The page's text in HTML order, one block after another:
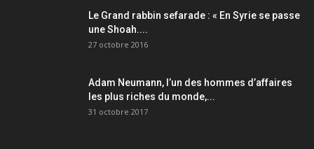
Le Grand rabbin sefarade : « En Syrie se passe
une Shoah....
27 octobre 2016
Adam Neumann, l’un des hommes d’affaires
les plus riches du monde,...
31 octobre 2017